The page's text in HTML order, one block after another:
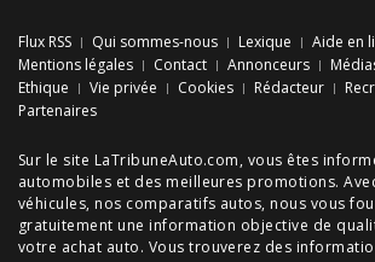
Flux RSS Qui sommes-nous Lexique
Aide en
Mentions légales
Contact Annonceurs
Ethique
Vie privée Cookies Rédacteur
Partenaires
Sur le site LaTribuneAuto.com, vous êtes
automobiles et des meilleures promotions.
véhicules, nos comparatifs autos, nous vous
gratuitement une information objective de
votre achat auto. Vous trouverez des